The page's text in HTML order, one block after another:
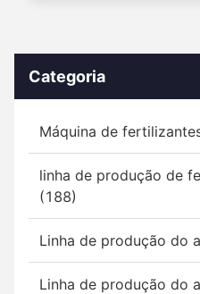
Categoria
Máquina de
linha de produção de
(188)
Linha de produção do
Linha de produção do